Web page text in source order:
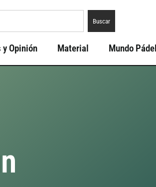
Buscar
Opinión Material Mundo Pádel